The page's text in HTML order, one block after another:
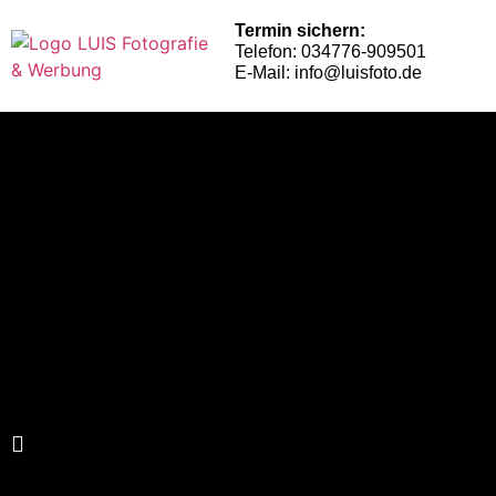
Termin sichern:
Telefon: 034776-909501
E-Mail: info@luisfoto.de